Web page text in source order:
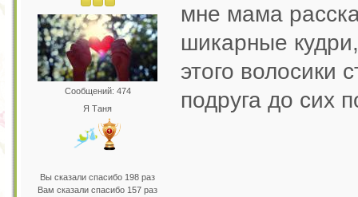
Сообщений: 474
Я Таня
Вы сказали спасибо 198 раз
Вам сказали спасибо 157 раз
мне мама
шикарные
этого волосики
подруга до сих